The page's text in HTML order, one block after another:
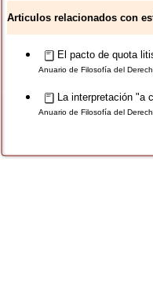
Articulos relacionados con
El pacto de quota
Anuario de Filosofía del
La interpretación "a
Anuario de Filosofía del